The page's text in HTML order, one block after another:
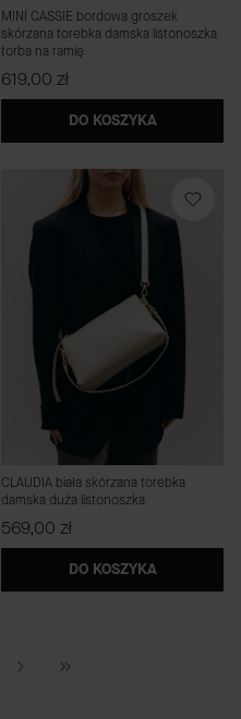
MINI CASSIE bordowa groszek
skórzana torebka damska listonoszka
torba na ramię
Cena
619,00 zł
DO KOSZYKA
CLAUDIA biała skórzana torebka
damska duża listonoszka
Cena
569,00 zł
DO KOSZYKA
PRZEJDŹ DO OSTATNIEJ